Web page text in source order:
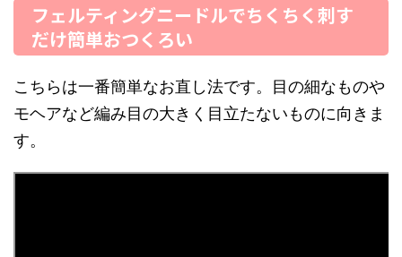
フェルティングニードルでちくちく刺す
だけ簡単おつくろい
こちらは一番簡単なお直し法です。目の細なものや
モヘアなど編み目の大きく目立たないものに向きま
す。